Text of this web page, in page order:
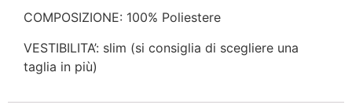
COMPOSIZIONE: 100% Poliestere
VESTIBILITA’: slim (si consiglia di scegliere una
taglia in più)